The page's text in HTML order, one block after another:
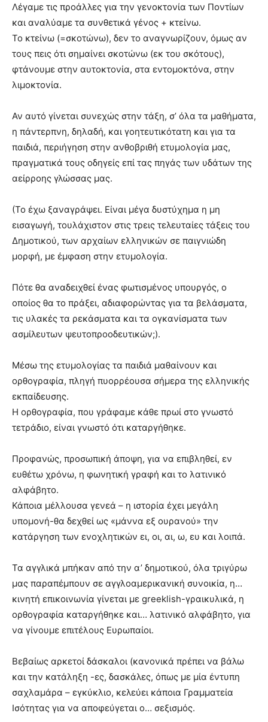
Λέγαμε τις προάλλες για την γενοκτονία των Ποντίων
και αναλύαμε τα συνθετικά γένος + κτείνω.
Το κτείνω (=σκοτώνω), δεν το αναγνωρίζουν, όμως αν
τους πεις ότι σημαίνει σκοτώνω (εκ του σκότους),
φτάνουμε στην αυτοκτονία, στα εντομοκτόνα, στην
λιμοκτονία.
Αν αυτό γίνεται συνεχώς στην τάξη, σ’ όλα τα μαθήματα,
η πάντερπνη, δηλαδή, και γοητευτικότατη και για τα
παιδιά, περιήγηση στην ανθοβριθή ετυμολογία μας,
πραγματικά τους οδηγείς επί τας πηγάς των υδάτων της
αείρροης γλώσσας μας.
(Το έχω ξαναγράψει. Είναι μέγα δυστύχημα η μη
εισαγωγή, τουλάχιστον στις τρεις τελευταίες τάξεις του
Δημοτικού, των αρχαίων ελληνικών σε παιγνιώδη
μορφή, με έμφαση στην ετυμολογία.
Πότε θα αναδειχθεί ένας φωτισμένος υπουργός, ο
οποίος θα το πράξει, αδιαφορώντας για τα βελάσματα,
τις υλακές τα ρεκάσματα και τα ογκανίσματα των
ασμίλευτων ψευτοπροοδευτικών;).
Μέσω της ετυμολογίας τα παιδιά μαθαίνουν και
ορθογραφία, πληγή πυορρέουσα σήμερα της ελληνικής
εκπαίδευσης.
Η ορθογραφία, που γράφαμε κάθε πρωί στο γνωστό
τετράδιο, είναι γνωστό ότι καταργήθηκε.
Προφανώς, προσωπική άποψη, για να επιβληθεί, εν
ευθέτω χρόνω, η φωνητική γραφή και το λατινικό
αλφάβητο.
Κάποια μέλλουσα γενεά – η ιστορία έχει μεγάλη
υπομονή-θα δεχθεί ως «μάννα εξ ουρανού» την
κατάργηση των ενοχλητικών ει, οι, αι, ω, ευ και λοιπά.
Τα αγγλικά μπήκαν από την α’ δημοτικού, όλα τριγύρω
μας παραπέμπουν σε αγγλοαμερικανική συνοικία, η…
κινητή επικοινωνία γίνεται με greeklish-γραικυλικά, η
ορθογραφία καταργήθηκε και… λατινικό αλφάβητο, για
να γίνουμε επιτέλους Ευρωπαίοι.
Βεβαίως αρκετοί δάσκαλοι (κανονικά πρέπει να βάλω
και την κατάληξη -ες, δασκάλες, όπως με μία έντυπη
σαχλαμάρα – εγκύκλιο, κελεύει κάποια Γραμματεία
Ισότητας για να αποφεύγεται ο… σεξισμός.